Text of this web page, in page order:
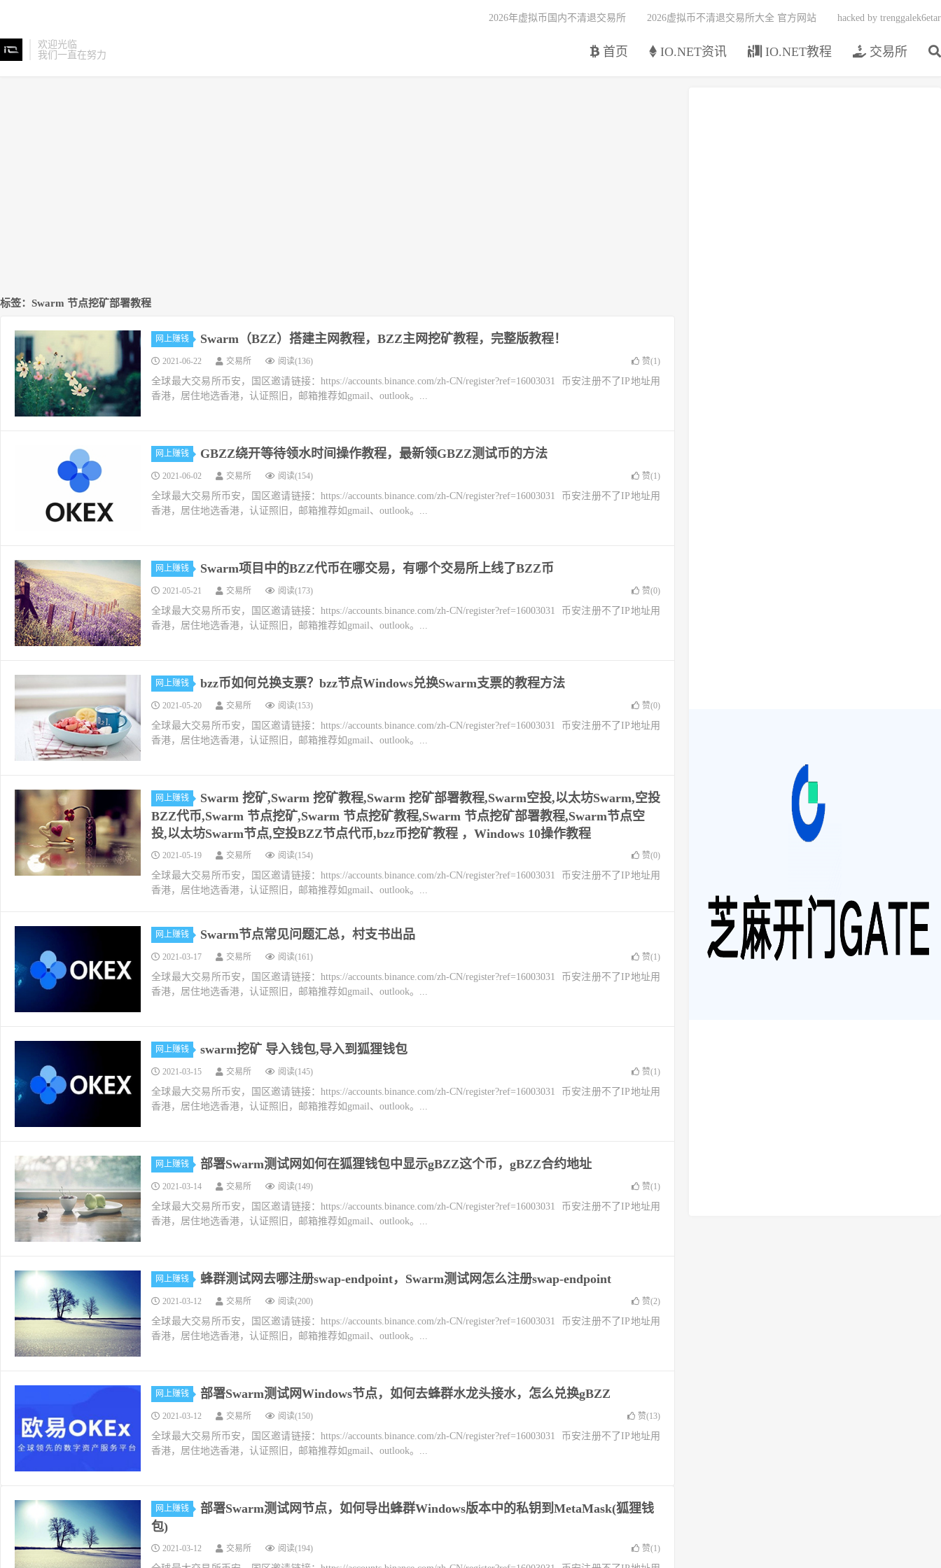
欢迎光临
我们一直在努力
首页 IO.NET资讯 IO.NET教程 交易所
2026年虚拟币国内不清退交易所 2026虚拟币不清退交易所大全 官方网站 hacked by trenggalek6etar
标签：Swarm 节点挖矿部署教程
网上赚钱 Swarm（BZZ）搭建主网教程，BZZ主网挖矿教程，完整版教程！
2021-06-22 交易所 阅读(136) 赞(1)
全球最大交易所币安，国区邀请链接：https://accounts.binance.com/zh-CN/register?ref=16003031 币安注册不了IP地址用
香港，居住地选香港，认证照旧，邮箱推荐如gmail、outlook。...
网上赚钱 GBZZ绕开等待领水时间操作教程，最新领GBZZ测试币的方法
2021-06-02 交易所 阅读(154) 赞(1)
全球最大交易所币安，国区邀请链接：https://accounts.binance.com/zh-CN/register?ref=16003031 币安注册不了IP地址用
香港，居住地选香港，认证照旧，邮箱推荐如gmail、outlook。...
网上赚钱 Swarm项目中的BZZ代币在哪交易，有哪个交易所上线了BZZ币
2021-05-21 交易所 阅读(173) 赞(0)
全球最大交易所币安，国区邀请链接：https://accounts.binance.com/zh-CN/register?ref=16003031 币安注册不了IP地址用
香港，居住地选香港，认证照旧，邮箱推荐如gmail、outlook。...
网上赚钱 bzz币如何兑换支票？bzz节点Windows兑换Swarm支票的教程方法
2021-05-20 交易所 阅读(153) 赞(0)
全球最大交易所币安，国区邀请链接：https://accounts.binance.com/zh-CN/register?ref=16003031 币安注册不了IP地址用
香港，居住地选香港，认证照旧，邮箱推荐如gmail、outlook。...
网上赚钱
Swarm 挖矿,Swarm 挖矿教程,Swarm 挖矿部署教程,Swarm空投,以太坊Swarm,空投
BZZ代币,Swarm 节点挖矿,Swarm 节点挖矿教程,Swarm 节点挖矿部署教程,Swarm节点空
投,以太坊Swarm节点,空投BZZ节点代币,bzz币挖矿教程 ，Windows 10操作教程
2021-05-19 交易所 阅读(154) 赞(0)
全球最大交易所币安，国区邀请链接：https://accounts.binance.com/zh-CN/register?ref=16003031 币安注册不了IP地址用
香港，居住地选香港，认证照旧，邮箱推荐如gmail、outlook。...
网上赚钱 Swarm节点常见问题汇总，村支书出品
2021-03-17 交易所 阅读(161) 赞(1)
全球最大交易所币安，国区邀请链接：https://accounts.binance.com/zh-CN/register?ref=16003031 币安注册不了IP地址用
香港，居住地选香港，认证照旧，邮箱推荐如gmail、outlook。...
网上赚钱 swarm挖矿 导入钱包,导入到狐狸钱包
2021-03-15 交易所 阅读(145) 赞(1)
全球最大交易所币安，国区邀请链接：https://accounts.binance.com/zh-CN/register?ref=16003031 币安注册不了IP地址用
香港，居住地选香港，认证照旧，邮箱推荐如gmail、outlook。...
网上赚钱 部署Swarm测试网如何在狐狸钱包中显示gBZZ这个币，gBZZ合约地址
2021-03-14 交易所 阅读(149) 赞(1)
全球最大交易所币安，国区邀请链接：https://accounts.binance.com/zh-CN/register?ref=16003031 币安注册不了IP地址用
香港，居住地选香港，认证照旧，邮箱推荐如gmail、outlook。...
网上赚钱 蜂群测试网去哪注册swap-endpoint，Swarm测试网怎么注册swap-endpoint
2021-03-12 交易所 阅读(200) 赞(2)
全球最大交易所币安，国区邀请链接：https://accounts.binance.com/zh-CN/register?ref=16003031 币安注册不了IP地址用
香港，居住地选香港，认证照旧，邮箱推荐如gmail、outlook。...
网上赚钱 部署Swarm测试网Windows节点，如何去蜂群水龙头接水，怎么兑换gBZZ
2021-03-12 交易所 阅读(150) 赞(13)
全球最大交易所币安，国区邀请链接：https://accounts.binance.com/zh-CN/register?ref=16003031 币安注册不了IP地址用
香港，居住地选香港，认证照旧，邮箱推荐如gmail、outlook。...
网上赚钱
部署Swarm测试网节点，如何导出蜂群Windows版本中的私钥到MetaMask(狐狸钱
包)
2021-03-12 交易所 阅读(194) 赞(1)